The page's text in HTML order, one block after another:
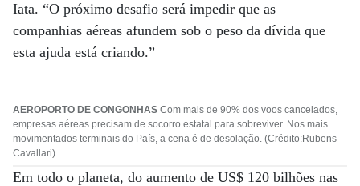
Iata. “O próximo desafio será impedir que as
companhias aéreas afundem sob o peso da dívida que
esta ajuda está criando.”
AEROPORTO DE CONGONHAS Com mais de 90% dos voos cancelados,
empresas aéreas precisam de socorro estatal para sobreviver. Nos mais
movimentados terminais do País, a cena é de desolação. (Crédito:Rubens
Cavallari)
Em todo o planeta, do aumento de US$ 120 bilhões nas